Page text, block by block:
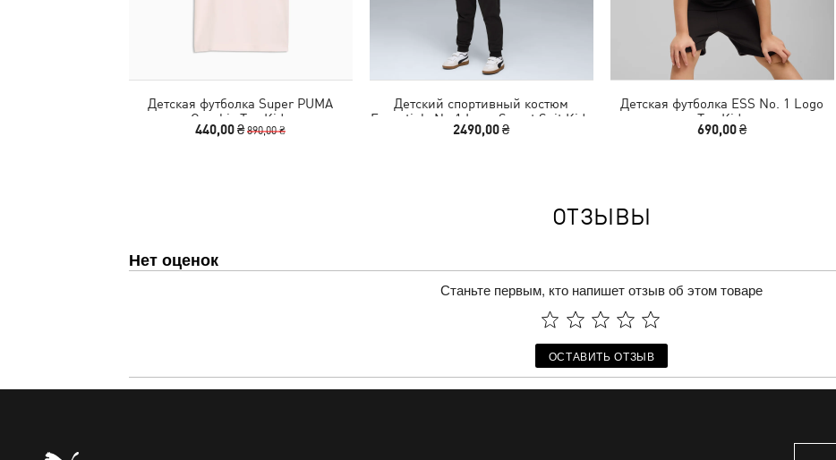
Детская футболка Super PUMA
Graphic Tee Kids
440,00 ₴890,00 ₴
Детский спортивный костюм
Essentials No.1 Logo Sweat Suit Kids
2490,00 ₴
Детская футболка ESS No. 1 Logo
Tee Kids
690,00 ₴
ОТЗЫВЫ
Нет оценок
Станьте первым, кто напишет отзыв об этом товаре
ОСТАВИТЬ ОТЗЫВ